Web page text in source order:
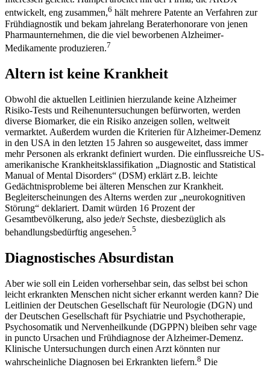
entwickelt, eng zusammen,6 hält mehrere Patente an Verfahren zur
Frühdiagnostik und bekam jahrelang Beraterhonorare von jenen
Pharmaunternehmen, die die viel beworbenen Alzheimer-
Medikamente produzieren.7
Altern ist keine Krankheit
Obwohl die aktuellen Leitlinien hierzulande keine Alzheimer
Risiko-Tests und Reihenuntersuchungen befürworten, werden
diverse Biomarker, die ein Risiko anzeigen sollen, weltweit
vermarktet. Außerdem wurden die Kriterien für Alzheimer-Demenz
in den USA in den letzten 15 Jahren so ausgeweitet, dass immer
mehr Personen als erkrankt definiert wurden. Die einflussreiche US-
amerikanische Krankheitsklassifikation „Diagnostic and Statistical
Manual of Mental Disorders“ (DSM) erklärt z.B. leichte
Gedächtnisprobleme bei älteren Menschen zur Krankheit.
Begleiterscheinungen des Alterns werden zur „neurokognitiven
Störung“ deklariert. Damit würden 16 Prozent der
Gesamtbevölkerung, also jede/r Sechste, diesbezüglich als
behandlungsbedürftig angesehen.5
Diagnostisches Absurdistan
Aber wie soll ein Leiden vorhersehbar sein, das selbst bei schon
leicht erkrankten Menschen nicht sicher erkannt werden kann? Die
Leitlinien der Deutschen Gesellschaft für Neurologie (DGN) und
der Deutschen Gesellschaft für Psychiatrie und Psychotherapie,
Psychosomatik und Nervenheilkunde (DGPPN) bleiben sehr vage
in puncto Ursachen und Frühdiagnose der Alzheimer-Demenz.
Klinische Untersuchungen durch einen Arzt könnten nur
wahrscheinliche Diagnosen bei Erkrankten liefern.8 Die